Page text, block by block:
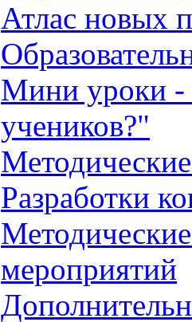
Атлас новых
Мини уроки -
учеников?"
Разработки
мероприятий